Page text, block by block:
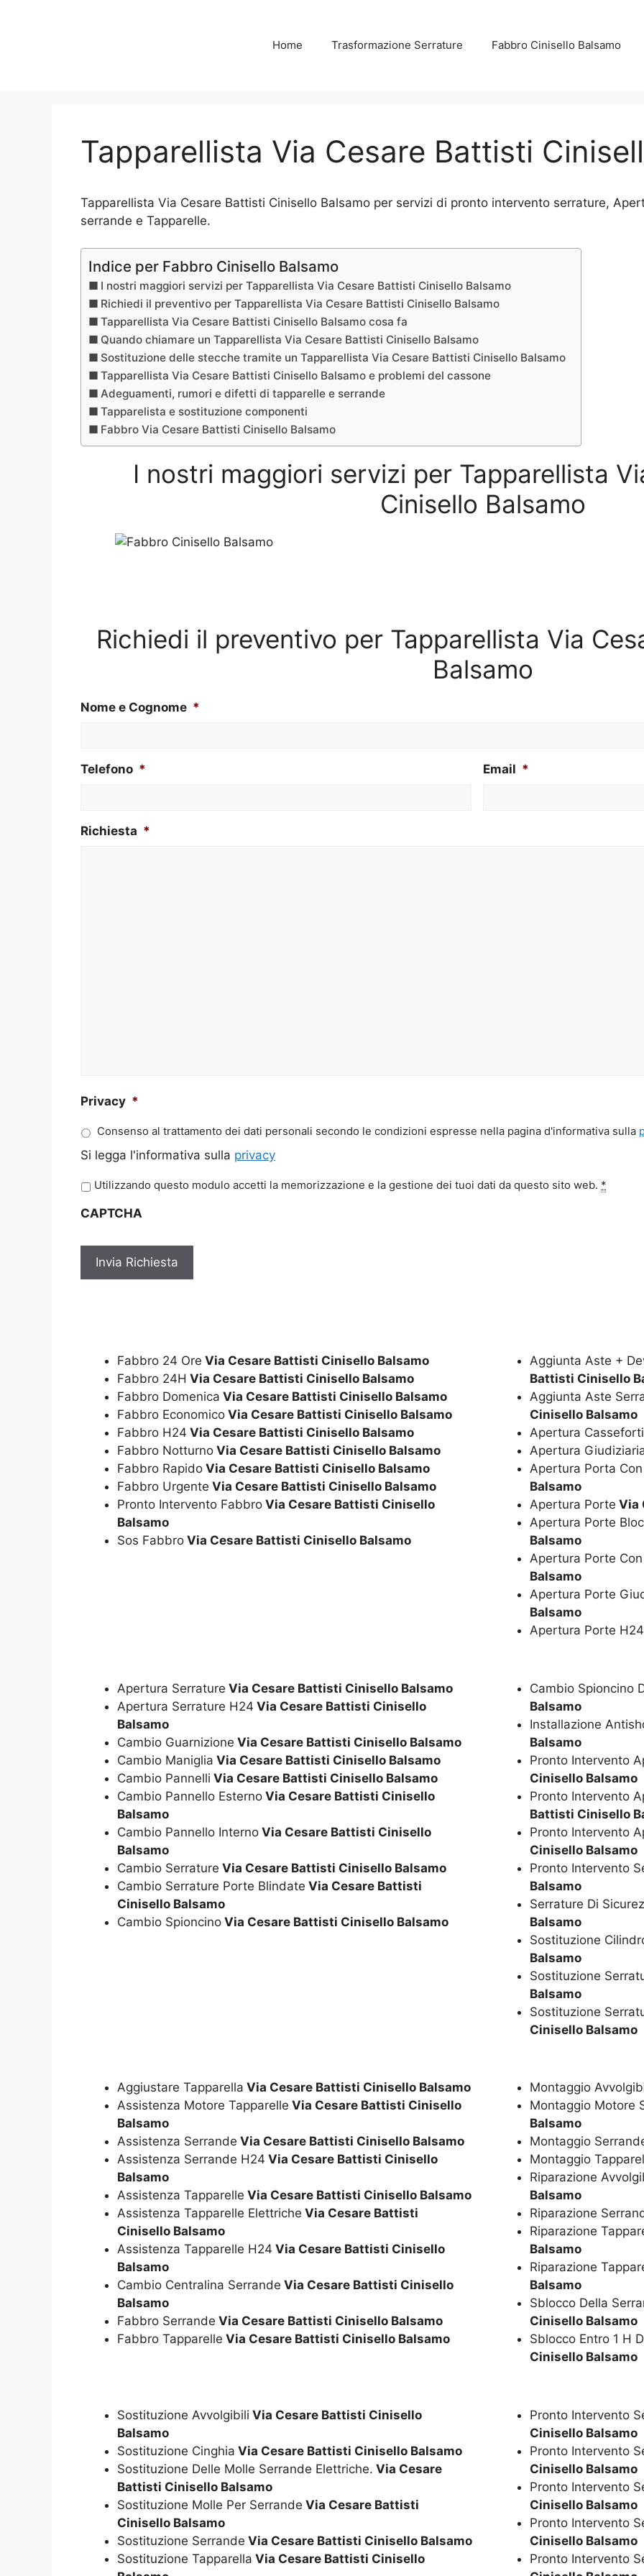
Home Trasformazione Serrature Fabbro Cinisello Balsamo
Tapparellista Via Cesare Battisti
Tapparellista Via Cesare Battisti Cinisello Balsamo per servizi di pronto intervento serrature,
serrande e Tapparelle.
Indice per Fabbro Cinisello Balsamo
I nostri maggiori servizi per Tapparellista Via Cesare Battisti Cinisello Balsamo
Richiedi il preventivo per Tapparellista Via Cesare Battisti Cinisello Balsamo
Tapparellista Via Cesare Battisti Cinisello Balsamo cosa fa
Quando chiamare un Tapparellista Via Cesare Battisti Cinisello Balsamo
Sostituzione delle stecche tramite un Tapparellista Via Cesare Battisti Cinisello Balsamo
Tapparellista Via Cesare Battisti Cinisello Balsamo e problemi del cassone
Adeguamenti, rumori e difetti di tapparelle e serrande
Tapparelista e sostituzione componenti
Fabbro Via Cesare Battisti Cinisello Balsamo
I nostri maggiori servizi per Tapparellista
Cinisello Balsamo
Richiedi il preventivo per Tapparellista Via
Balsamo
Nome e Cognome *
Telefono * Email *
Richiesta *
Privacy *
Consenso al trattamento dei dati personali secondo le condizioni espresse nella pagina d'informativa sulla
Si legga l'informativa sulla privacy
P
i
a
y
Utilizzando questo modulo accetti la memorizzazione e la gestione dei tuoi dati da questo sito web. *
CAPTCHA
Fabbro 24 Ore Via Cesare Battisti Cinisello Balsamo
Fabbro 24H Via Cesare Battisti Cinisello Balsamo
Fabbro Domenica Via Cesare Battisti Cinisello Balsamo
Fabbro Economico Via Cesare Battisti Cinisello Balsamo
Fabbro H24 Via Cesare Battisti Cinisello Balsamo
Fabbro Notturno Via Cesare Battisti Cinisello Balsamo
Fabbro Rapido Via Cesare Battisti Cinisello Balsamo
Fabbro Urgente Via Cesare Battisti Cinisello Balsamo
Pronto Intervento Fabbro Via Cesare Battisti Cinisello
Balsamo
Sos Fabbro Via Cesare Battisti Cinisello Balsamo
Aggiunta Aste +
Battisti Cinisello
Aggiunta Aste
Cinisello Balsamo
Apertura Casseforti
Apertura
Apertura Porta
Balsamo
Apertura Porte Via
Apertura Porte
Balsamo
Apertura Porte
Balsamo
Apertura Porte
Balsamo
Apertura Porte H24
Apertura Serrature Via Cesare Battisti Cinisello Balsamo
Apertura Serrature H24 Via Cesare Battisti Cinisello
Balsamo
Cambio Guarnizione Via Cesare Battisti Cinisello Balsamo
Cambio Maniglia Via Cesare Battisti Cinisello Balsamo
Cambio Pannelli Via Cesare Battisti Cinisello Balsamo
Cambio Pannello Esterno Via Cesare Battisti Cinisello
Balsamo
Cambio Pannello Interno Via Cesare Battisti Cinisello
Balsamo
Cambio Serrature Via Cesare Battisti Cinisello Balsamo
Cambio Serrature Porte Blindate Via Cesare Battisti
Cinisello Balsamo
Cambio Spioncino Via Cesare Battisti Cinisello Balsamo
Cambio Spioncino
Balsamo
Installazione
Balsamo
Pronto Intervento
Cinisello Balsamo
Pronto Intervento
Battisti Cinisello
Pronto Intervento
Cinisello Balsamo
Pronto Intervento
Balsamo
Serrature Di
Balsamo
Sostituzione
Balsamo
Sostituzione
Balsamo
Sostituzione
Cinisello Balsamo
Aggiustare Tapparella Via Cesare Battisti Cinisello Balsamo
Assistenza Motore Tapparelle Via Cesare Battisti Cinisello
Balsamo
Assistenza Serrande Via Cesare Battisti Cinisello Balsamo
Assistenza Serrande H24 Via Cesare Battisti Cinisello
Balsamo
Assistenza Tapparelle Via Cesare Battisti Cinisello Balsamo
Assistenza Tapparelle Elettriche Via Cesare Battisti
Cinisello Balsamo
Assistenza Tapparelle H24 Via Cesare Battisti Cinisello
Balsamo
Cambio Centralina Serrande Via Cesare Battisti Cinisello
Balsamo
Fabbro Serrande Via Cesare Battisti Cinisello Balsamo
Fabbro Tapparelle Via Cesare Battisti Cinisello Balsamo
Montaggio
Montaggio Motore
Balsamo
Montaggio
Montaggio
Riparazione
Balsamo
Riparazione
Riparazione
Balsamo
Riparazione
Balsamo
Sblocco Della
Cinisello Balsamo
Sblocco Entro 1 H
Cinisello Balsamo
Sostituzione Avvolgibili Via Cesare Battisti Cinisello
Balsamo
Sostituzione Cinghia Via Cesare Battisti Cinisello Balsamo
Sostituzione Delle Molle Serrande Elettriche. Via Cesare
Battisti Cinisello Balsamo
Sostituzione Molle Per Serrande Via Cesare Battisti
Cinisello Balsamo
Sostituzione Serrande Via Cesare Battisti Cinisello Balsamo
Sostituzione Tapparella Via Cesare Battisti Cinisello
Pronto Intervento
Cinisello Balsamo
Pronto Intervento
Cinisello Balsamo
Pronto Intervento
Cinisello Balsamo
Pronto Intervento
Cinisello Balsamo
Pronto Intervento